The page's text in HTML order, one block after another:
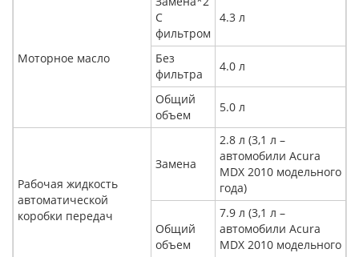
Моторное масло
С
фильтром
4.3 л
Без
фильтра
4.0 л
Общий
объем
5.0 л
Рабочая жидкость
автоматической
коробки передач
Замена
2.8 л (3,1 л –
автомобили Acura
MDX 2010 модельного
года)
Общий
объем
7.9 л (3,1 л –
автомобили Acura
MDX 2010 модельного